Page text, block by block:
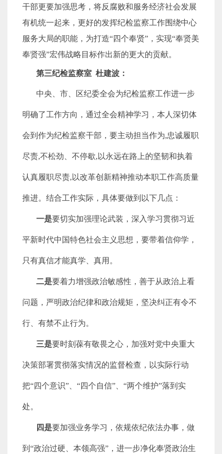
干部更要加强思考，将反腐败和服务经济社会发展
有机统一起来，更好的发挥纪检监察工作围绕中心
服务大局的职能，为打造“四个奉贤”，实现“奉贤美
奉贤强”宏伟战略目标作出新的更大的贡献。
第三纪检监察室 杜建波：
中央、市、区纪委全会为纪检监察工作进一步
明确了工作方向，通过全会精神学习，本人深切体
会到作为纪检监察干部，要主动担当作为,忠诚履职
尽责,不松劲、不停歇,以永远在路上的坚韧和执着
认真履职尽责,以改革创新精神推动本职工作高质量
推进。结合工作实际，具体要做到以下几点：
一是要切实加强理论武装，深入学习贯彻习近
平新时代中国特色社会主义思想，要带着信仰学，
只有真信才能真学、真用。
二是要着力增强政治敏感性，善于从政治上看
问题，严明政治纪律和政治规矩，坚决纠正有令不
行、有禁不止行为。
三是要时刻葆有敬畏之心，加强对党中央重大
决策部署贯彻落实情况的监督检查，以实际行动
把“四个意识”、“四个自信”、“两个维护”落到实
处。
四是要加强业务学习，依规依纪依法办事，做
到“政治过硬、本领高强”，进一步净化奉贤政治生